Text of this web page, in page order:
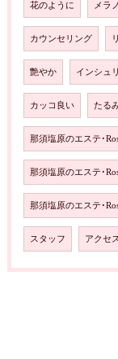
花のように メラ
カウンセリング
艶やか インシュ
カッコ良い たる
那須塩原のエステ･
那須塩原のエステ･
那須塩原のエステ･
スタッフ アクセス